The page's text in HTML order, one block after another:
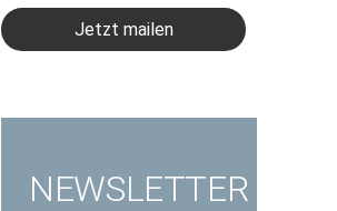
Jetzt mailen
NEWSLETTER